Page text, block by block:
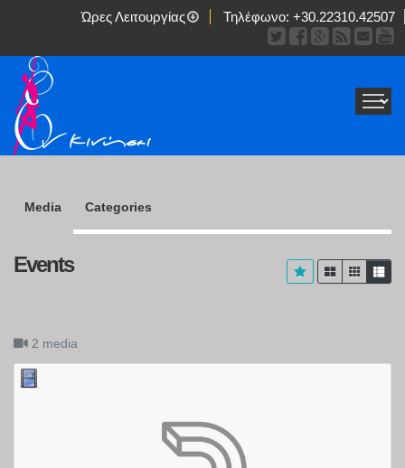
Ώρες Λειτουργίας Τηλέφωνο: +30.22310.42507
Media Categories
Events
2 media